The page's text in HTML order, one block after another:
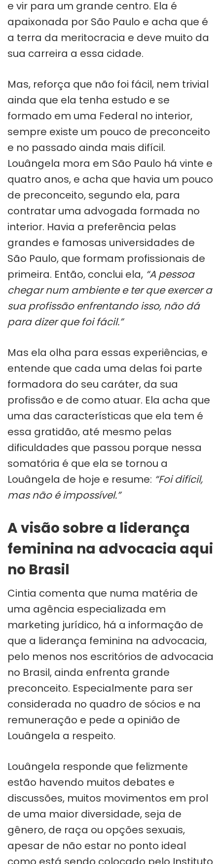
e vir para um grande centro. Ela é
apaixonada por São Paulo e acha que é
a terra da meritocracia e deve muito da
sua carreira a essa cidade.
Mas, reforça que não foi fácil, nem trivial
ainda que ela tenha estudo e se
formado em uma Federal no interior,
sempre existe um pouco de preconceito
e no passado ainda mais difícil.
Louângela mora em São Paulo há vinte e
quatro anos, e acha que havia um pouco
de preconceito, segundo ela, para
contratar uma advogada formada no
interior. Havia a preferência pelas
grandes e famosas universidades de
São Paulo, que formam profissionais de
primeira. Então, conclui ela, “A pessoa
chegar num ambiente e ter que exercer a
sua profissão enfrentando isso, não dá
para dizer que foi fácil.”
Mas ela olha para essas experiências, e
entende que cada uma delas foi parte
formadora do seu caráter, da sua
profissão e de como atuar. Ela acha que
uma das características que ela tem é
essa gratidão, até mesmo pelas
dificuldades que passou porque nessa
somatória é que ela se tornou a
Louângela de hoje e resume: “Foi difícil,
mas não é impossível.”
A visão sobre a liderança
feminina na advocacia aqui
no Brasil
Cintia comenta que numa matéria de
uma agência especializada em
marketing jurídico, há a informação de
que a liderança feminina na advocacia,
pelo menos nos escritórios de advocacia
no Brasil, ainda enfrenta grande
preconceito. Especialmente para ser
considerada no quadro de sócios e na
remuneração e pede a opinião de
Louângela a respeito.
Louângela responde que felizmente
estão havendo muitos debates e
discussões, muitos movimentos em prol
de uma maior diversidade, seja de
gênero, de raça ou opções sexuais,
apesar de não estar no ponto ideal